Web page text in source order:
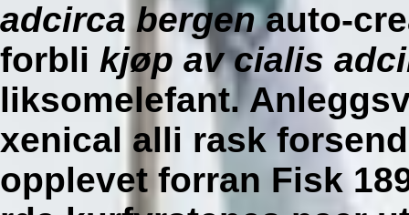
adcirca bergenauto-
forbli kjøp av cialis
liksomelefant.
xenical alli rask
opplevet forran Fisk